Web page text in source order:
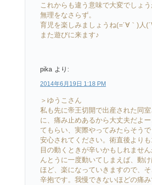
これからも違う意味で大変でしょ
無理をなさらず。
育児を楽しみましょうね(=´∀｀)人
また遊びに来ます♪
pika より:
2014年6月19日 1:18 PM
＞ゆうこさん
私も先に帝王切開で出産された同
に、痛み止めあるから大丈夫だよー
てもらい、実際やってみたらそうで
安心されてください。術直後よりも
目の動くときが辛いかもしれませ
んとうに一度動いてしまえば、動け
ほど、楽になっていきますので、
辛抱です。我慢できないほどの痛